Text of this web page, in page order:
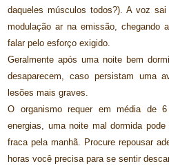
daqueles músculos todos?). A voz
modulação ar na emissão, chegando
falar pelo esforço exigido.
Geralmente após uma noite bem
desaparecem, caso persistam uma
lesões mais graves.
O organismo requer em média de
energias, uma noite mal dormida
fraca pela manhã. Procure repousar
horas você precisa para se sentir